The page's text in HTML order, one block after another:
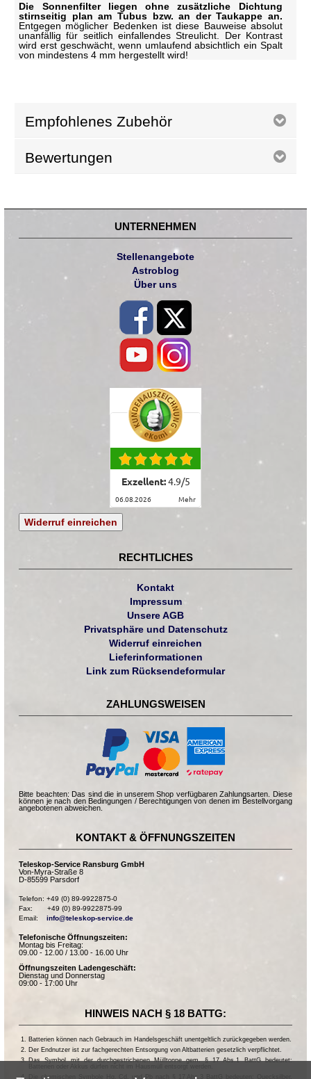
Die Sonnenfilter liegen ohne zusätzliche Dichtung
stirnseitig plan am Tubus bzw. an der Taukappe an.
Entgegen möglicher Bedenken ist diese Bauweise absolut
unanfällig für seitlich einfallendes Streulicht. Der Kontrast
wird erst geschwächt, wenn umlaufend absichtlich ein Spalt
von mindestens 4 mm hergestellt wird!
Empfohlenes Zubehör
Bewertungen
UNTERNEHMEN
Stellenangebote
Astroblog
Über uns
Exzellent:4.9/5
06.08.2026 mehr
Widerruf einreichen
RECHTLICHES
Kontakt
Impressum
Unsere AGB
Privatsphäre und Datenschutz
Widerruf einreichen
Lieferinformationen
Link zum Rücksendeformular
ZAHLUNGSWEISEN
Bitte beachten: Das sind die in unserem Shop verfügbaren Zahlungsarten. Diese
können je nach den Bedingungen / Berechtigungen von denen im Bestellvorgang
angebotenen abweichen.
KONTAKT & ÖFFNUNGSZEITEN
Teleskop-Service Ransburg GmbH
Von-Myra-Straße 8
D-85599 Parsdorf
Telefon: +49 (0) 89-9922875-0
Fax:       +49 (0) 89-9922875-99
Email: info@teleskop-service.de
Telefonische Öffnungszeiten:
Montag bis Freitag:
09.00 - 12.00 / 13.00 - 16.00 Uhr
Öffnungszeiten Ladengeschäft:
Dienstag und Donnerstag
09:00 - 17:00 Uhr
HINWEIS NACH § 18 BATTG:
Batterien können nach Gebrauch im Handelsgeschäft unentgeltlich zurückgegeben werden.
Der Endnutzer ist zur fachgerechten Entsorgung von Altbatterien gesetzlich verpflichtet.
Das Symbol mit der durchgestrichenen Mülltonne gem. § 17 Abs.1 BattG bedeutet:
Die chemischen Symbole Hg, Cd, und Pb nach § 17 Abs.3 BattG bedeuten: Quecksilber,